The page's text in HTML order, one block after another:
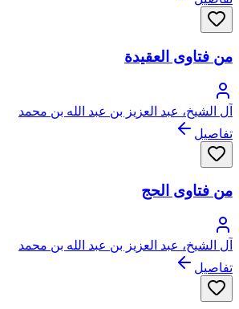
من فتاوى العقيدة
آل الشيخ، عبد العزيز بن عبد الله بن محمد
تفاصيل
من فتاوى الحج
آل الشيخ، عبد العزيز بن عبد الله بن محمد
تفاصيل